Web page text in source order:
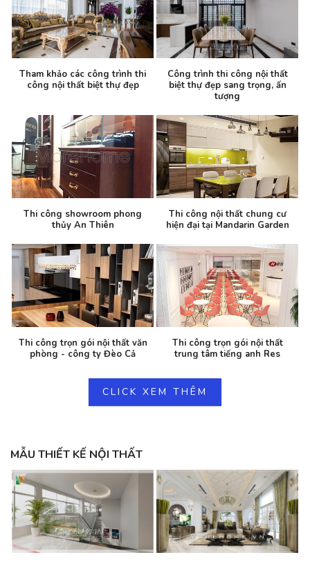
Tham khảo các công trình thi
công nội thất biệt thự đẹp
Công trình thi công nội thất
biệt thự đẹp sang trọng, ấn
tượng
Thi công showroom phong
thủy An Thiên
Thi công nội thất chung cư
hiện đại tại Mandarin Garden
Thi công trọn gói nội thất văn
phòng - công ty Đèo Cả
Thi công trọn gói nội thất
trung tâm tiếng anh Res
CLICK XEM THÊM
MẪU THIẾT KẾ NỘI THẤT